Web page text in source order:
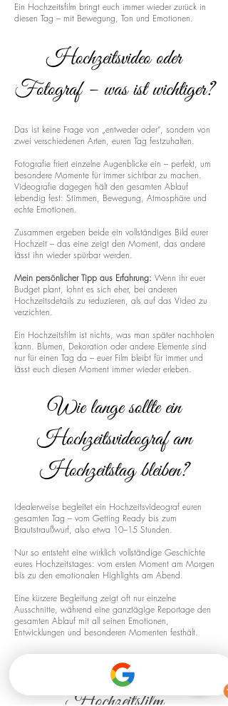
Ein Hochzeitsfilm bringt euch immer wieder zurück in
diesen Tag – mit Bewegung, Ton und Emotionen.
Hochzeitsvideo oder
Fotograf – was ist wichtiger?
Das ist keine Frage von „entweder oder“, sondern von
zwei verschiedenen Arten, euren Tag festzuhalten.
Fotografie friert einzelne Augenblicke ein – perfekt, um
besondere Momente für immer sichtbar zu machen.
Videografie dagegen hält den gesamten Ablauf
lebendig fest: Stimmen, Bewegung, Atmosphäre und
echte Emotionen.
Zusammen ergeben beide ein vollständiges Bild eurer
Hochzeit – das eine zeigt den Moment, das andere
lässt ihn wieder spürbar werden.
Mein persönlicher Tipp aus Erfahrung: Wenn ihr euer
Budget plant, lohnt es sich eher, bei anderen
Hochzeitsdetails zu reduzieren, als auf das Video zu
verzichten.
Ein Hochzeitsfilm ist nichts, was man später nachholen
kann. Blumen, Dekoration oder andere Elemente sind
nur für einen Tag da – euer Film bleibt für immer und
lässt euch diesen Moment immer wieder erleben.
Wie lange sollte ein
Hochzeitsvideograf am
Hochzeitstag bleiben?
Idealerweise begleitet ein Hochzeitsvideograf euren
gesamten Tag – vom Getting Ready bis zum
Brautstraußwurf, also etwa 10–15 Stunden.
Nur so entsteht eine wirklich vollständige Geschichte
eures Hochzeitstages: vom ersten Moment am Morgen
bis zu den emotionalen Highlights am Abend.
Eine kürzere Begleitung zeigt oft nur einzelne
Ausschnitte, während eine ganztägige Reportage den
gesamten Ablauf mit all seinen Emotionen,
Entwicklungen und besonderen Momenten festhält.
Drohnenaufnahmen für euren